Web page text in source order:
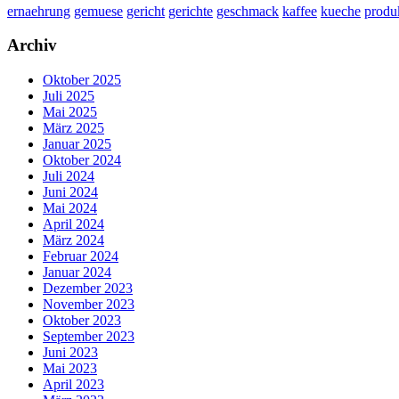
ernaehrung gemuese gericht gerichte geschmack kaffee kueche
Archiv
Oktober 2025
Juli 2025
Mai 2025
März 2025
Januar 2025
Oktober 2024
Juli 2024
Juni 2024
Mai 2024
April 2024
März 2024
Februar 2024
Januar 2024
Dezember 2023
November 2023
Oktober 2023
September 2023
Juni 2023
Mai 2023
April 2023